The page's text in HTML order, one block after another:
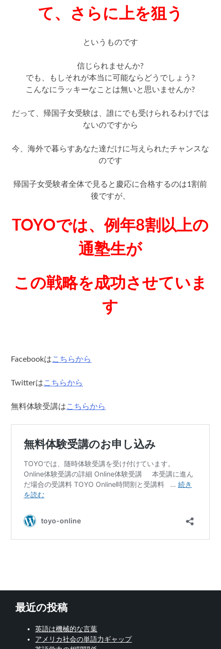
て、さらに上を狙う
というものです
信じられませんか?
でも、もしそれが本当に可能ならどうでしょう?
こんなにラッキーなことは無いと思いませんか?
だって、帰国子女受験は、誰にでも受けられるわけでは
ないのですから
今、海外で暮らすあなた達だけに与えられたチャンスな
のです
帰国子女受験者全体で見ると慶応に合格するのは1割前
後ですが、
TOYOでは、例年8割以上の
通塾生が
この戦略を成功させていま
す
Facebookはこちらから
Twitterはこちらから
無料体験受講はこちらから
最近の投稿
英語は機械的な言葉
アメリカ社会の単語力ギャップ